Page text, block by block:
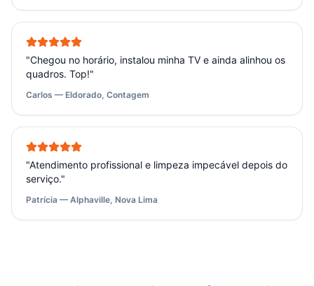
"Chegou no horário, instalou minha TV e ainda alinhou os
quadros. Top!"
Carlos — Eldorado, Contagem
"Atendimento profissional e limpeza impecável depois do
serviço."
Patrícia — Alphaville, Nova Lima